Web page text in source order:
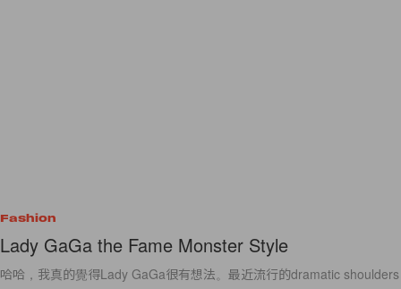
Fashion
Lady GaGa the Fame Monster Style
哈哈，我真的覺得Lady GaGa很有想法。最近流行的dramatic shoulders